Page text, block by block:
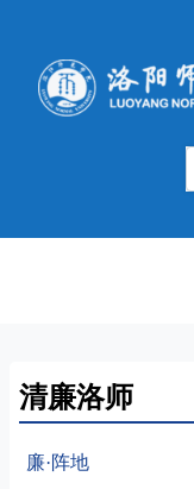
清廉洛师
廉·阵地